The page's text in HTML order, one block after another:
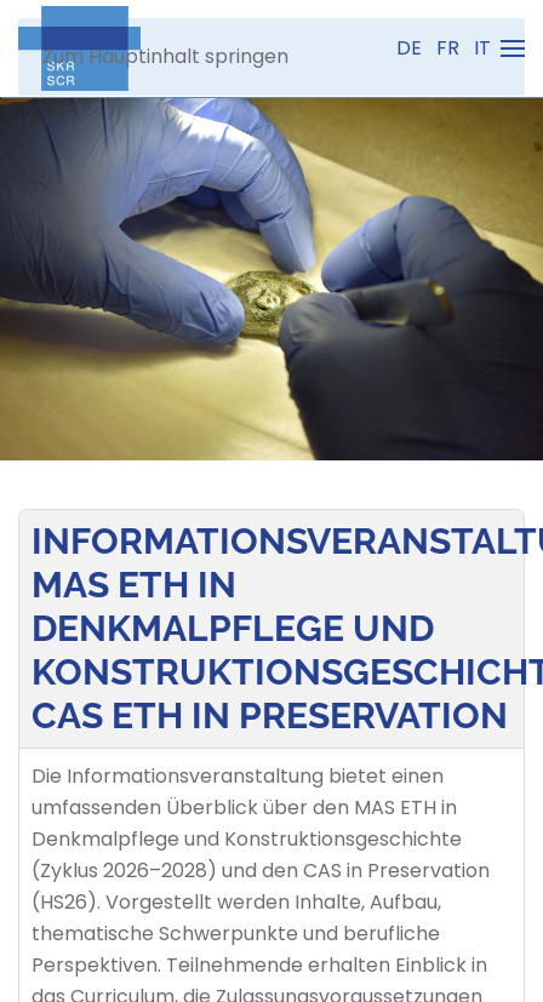
Zum Hauptinhalt springen DE FR IT
MAS ETH IN
DENKMALPFLEGE UND
CAS ETH IN PRESERVATION
Die Informationsveranstaltung bietet einen
umfassenden Überblick über den MAS ETH in
Denkmalpflege und Konstruktionsgeschichte
(Zyklus 2026–2028) und den CAS in Preservation
(HS26). Vorgestellt werden Inhalte, Aufbau,
thematische Schwerpunkte und berufliche
Perspektiven. Teilnehmende erhalten Einblick in